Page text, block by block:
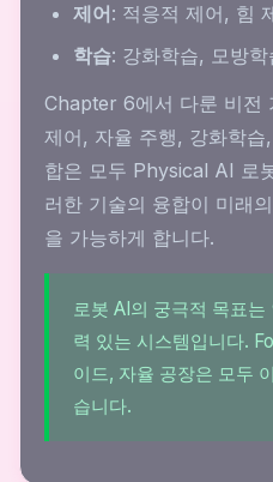
제어: 적응적 제어, 힘
학습: 강화학습, 모방
Chapter 6에서 다룬 비전
제어, 자율 주행, 강화학
합은 모두 Physical AI 로
러한 기술의 융합이 미래
을 가능하게 합니다.
로봇 AI의 궁극적 목표
력 있는 시스템입니다.
이드, 자율 공장은 모두
습니다.